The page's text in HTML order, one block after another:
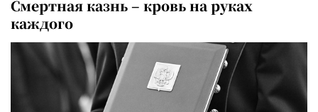
Смертная казнь – кровь на руках
каждого